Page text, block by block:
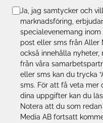
Ja, jag samtycker och
marknadsföring,
specialevenemang
post eller sms från Aller
också innehålla
från våra
eller sms kan du trycka
sms. För att få veta mer
dina uppgifter kan du
Notera att du som
Media AB fortsatt